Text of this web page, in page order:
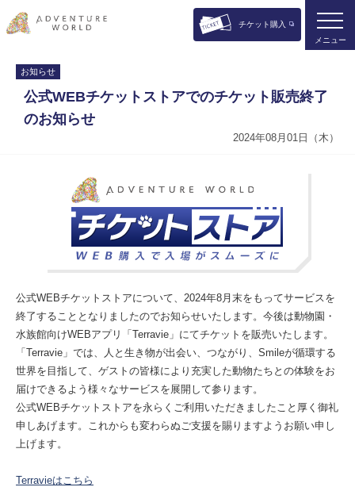
チケット購入
メニュー
お知らせ
公式WEBチケットストアでのチケット販売終了
のお知らせ
2024年08月01日（木）
公式WEBチケットストアについて、2024年8月末をもってサービスを
終了することとなりましたのでお知らせいたします。今後は動物園・
水族館向けWEBアプリ「Terravie」にてチケットを販売いたします。
「Terravie」では、人と生き物が出会い、つながり、Smileが循環する
世界を目指して、ゲストの皆様により充実した動物たちとの体験をお
届けできるよう様々なサービスを展開して参ります。
公式WEBチケットストアを永らくご利用いただきましたこと厚く御礼
申しあげます。これからも変わらぬご支援を賜りますようお願い申し
上げます。
Terravieはこちら